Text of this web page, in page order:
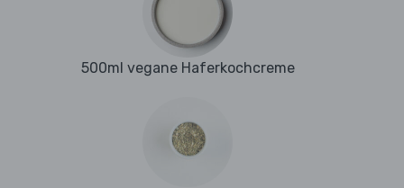
500ml vegane Haferkochcreme